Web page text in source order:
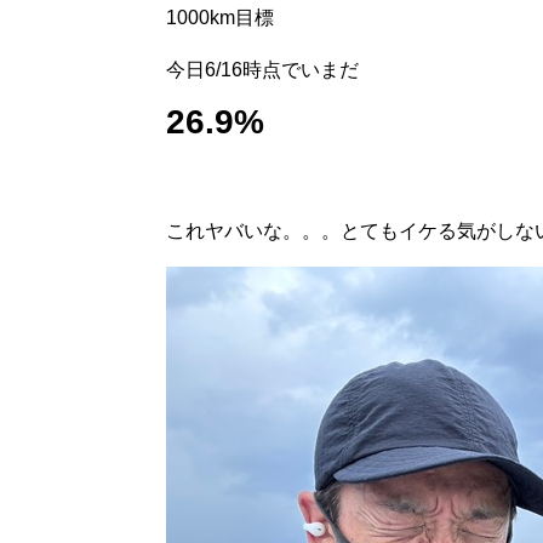
1000km目標
今日6/16時点でいまだ
26.9%
これヤバいな。。。とてもイケる気がし